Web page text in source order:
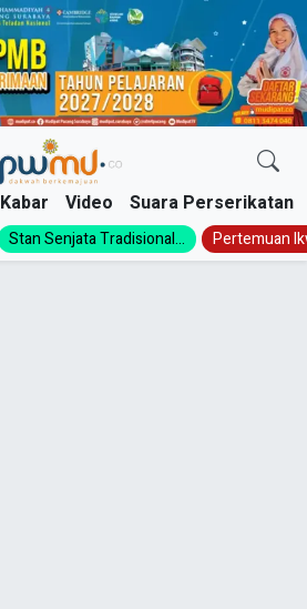
Kabar Video Suara Perserikatan
Stan Senjata Tradisional... Pertemuan